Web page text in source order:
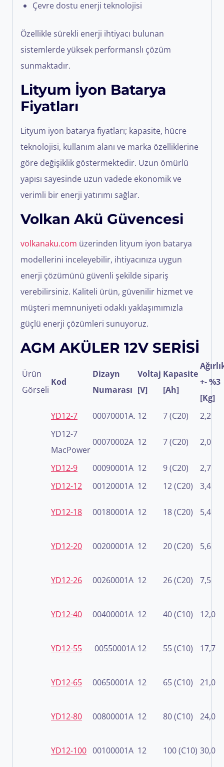
Çevre dostu enerji teknolojisi
Özellikle sürekli enerji ihtiyacı bulunan
sistemlerde yüksek performanslı çözüm
sunmaktadır.
Lityum İyon Batarya
Fiyatları
Lityum iyon batarya fiyatları; kapasite, hücre
teknolojisi, kullanım alanı ve marka özelliklerine
göre değişiklik göstermektedir. Uzun ömürlü
yapısı sayesinde uzun vadede ekonomik ve
verimli bir enerji yatırımı sağlar.
Volkan Akü Güvencesi
volkanaku.com üzerinden lityum iyon batarya
modellerini inceleyebilir, ihtiyacınıza uygun
enerji çözümünü güvenli şekilde sipariş
verebilirsiniz. Kaliteli ürün, güvenilir hizmet ve
müşteri memnuniyeti odaklı yaklaşımımızla
güçlü enerji çözümleri sunuyoruz.
AGM AKÜLER 12V SERİSİ
Ürün
Görseli
Kod
Dizayn
Numarası
Voltaj
[V]
Kapasite
[Ah]
+- %3
[Kg]
YD12-7
00070001A. 12 7 (C20)
2,2
YD12-7
MacPower
00070002A 12 7 (C20) 2,0
YD12-9 00090001A 12 9 (C20)
2,7
YD12-12
00120001A 12 12 (C20) 3,4
YD12-18 00180001A 12 18 (C20) 5,4
YD12-20 00200001A 12 20 (C20) 5,6
YD12-26 00260001A 12 26 (C20) 7,5
YD12-40 00400001A 12 40 (C10) 12,0
YD12-55 00550001A 12 55 (C10) 17,7
YD12-65 00650001A 12 65 (C10) 21,0
YD12-80 00800001A 12 80 (C10) 24,0
YD12-100 00100001A 12 100 (C10) 30,0